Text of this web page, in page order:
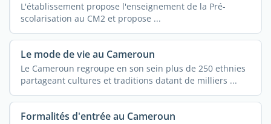
L'établissement propose l'enseignement de la Pré-
scolarisation au CM2 et propose ...
Le mode de vie au Cameroun
Le Cameroun regroupe en son sein plus de 250 ethnies
partageant cultures et traditions datant de milliers ...
Formalités d'entrée au Cameroun